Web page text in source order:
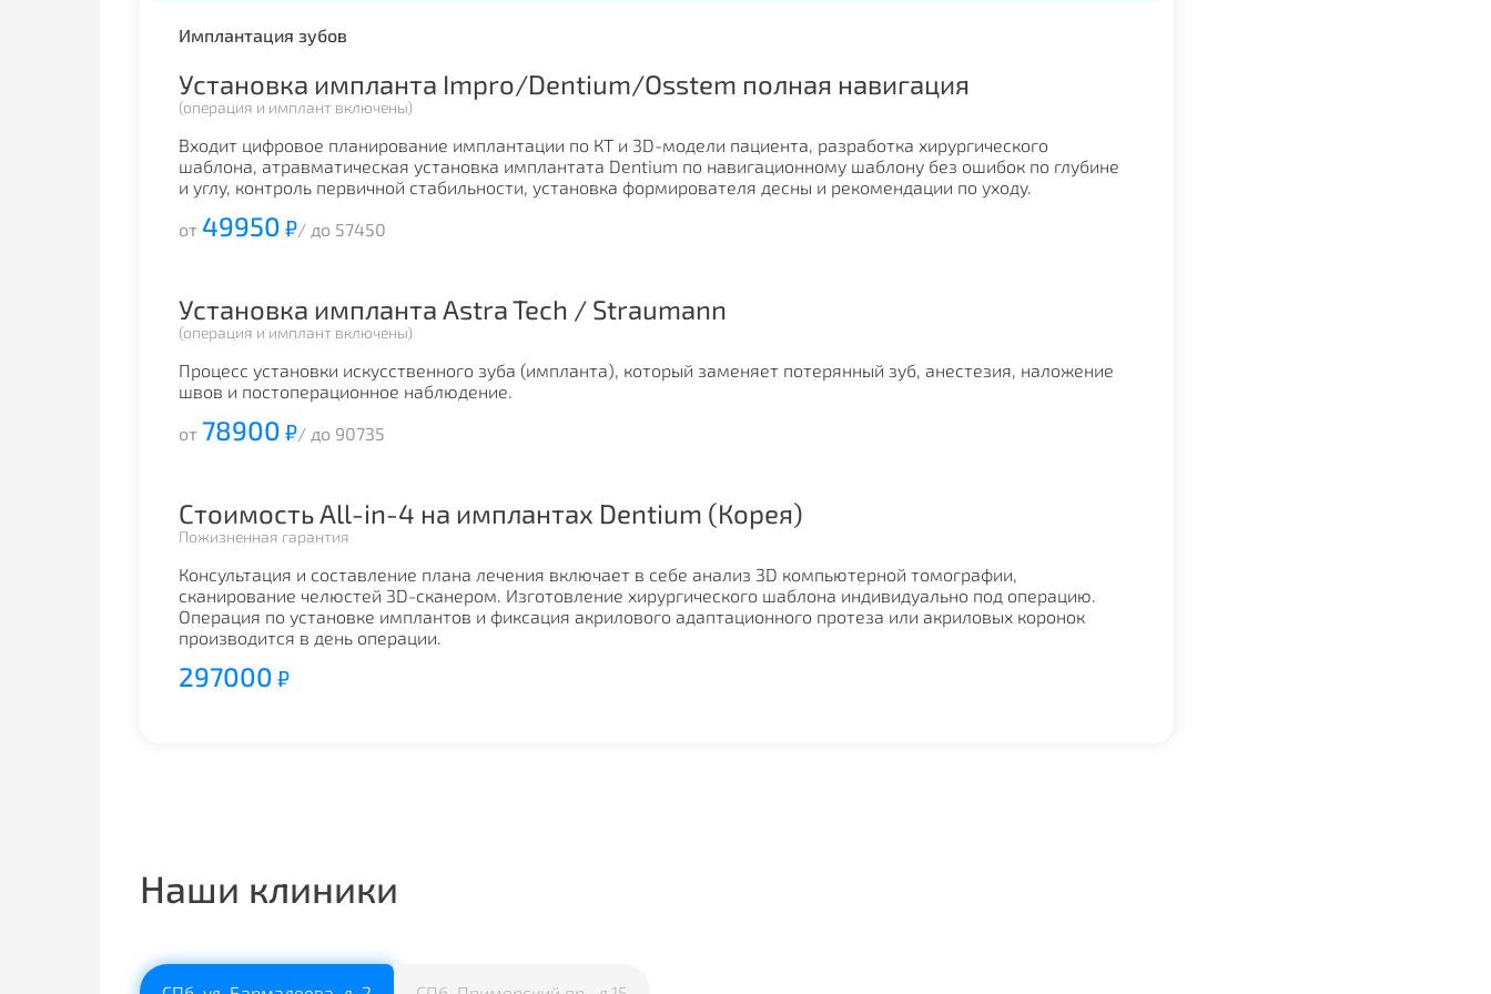
Имплантация зубов
Установка импланта Impro/Dentium/Osstem полная навигация
(операция и имплант включены)
Входит цифровое планирование имплантации по КТ и 3D-модели пациента, разработка хирургического
шаблона, атравматическая установка имплантата Dentium по навигационному шаблону без ошибок по глубине
и углу, контроль первичной стабильности, установка формирователя десны и рекомендации по уходу.
от 49950 ₽/ до 57450
Установка импланта Astra Tech / Straumann
(операция и имплант включены)
Процесс установки искусственного зуба (импланта), который заменяет потерянный зуб, анестезия, наложение
швов и постоперационное наблюдение.
от 78900 ₽/ до 90735
Стоимость All-in-4 на имплантах Dentium (Корея)
Пожизненная гарантия
Консультация и составление плана лечения включает в себе анализ 3D компьютерной томографии,
сканирование челюстей 3D-cканером. Изготовление хирургического шаблона индивидуально под операцию.
Операция по установке имплантов и фиксация акрилового адаптационного протеза или акриловых коронок
производится в день операции.
297000 ₽
производится в день операции.
Связаться
Наши клиники